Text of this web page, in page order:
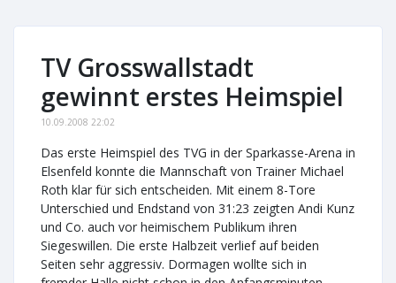
TV Grosswallstadt
gewinnt erstes Heimspiel
10.09.2008 22:02
Das erste Heimspiel des TVG in der Sparkasse-Arena in
Elsenfeld konnte die Mannschaft von Trainer Michael
Roth klar für sich entscheiden. Mit einem 8-Tore
Unterschied und Endstand von 31:23 zeigten Andi Kunz
und Co. auch vor heimischem Publikum ihren
Siegeswillen. Die erste Halbzeit verlief auf beiden
Seiten sehr aggressiv. Dormagen wollte sich in